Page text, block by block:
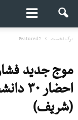
برگ نخست Featured2
موج جدید
(شریف)